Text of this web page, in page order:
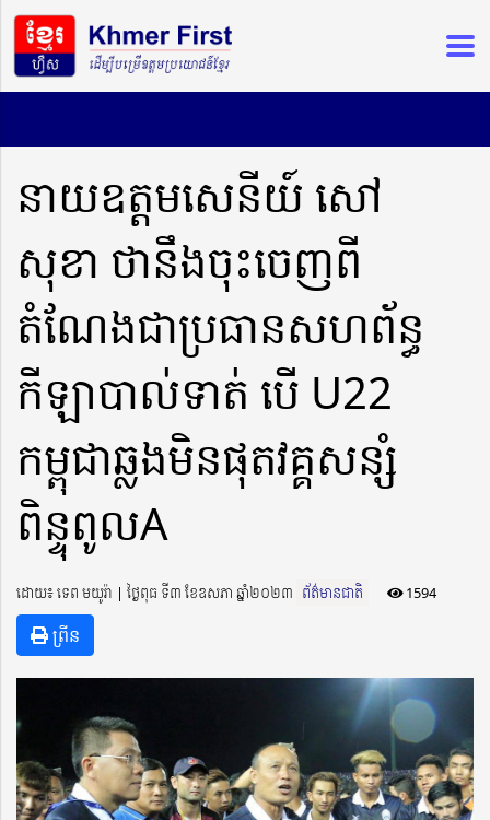
នាយឧត្តមសេនីយ៍ សៅ
សុខា ថានឹងចុះចេញពី
តំណែងជាប្រធានសហព័ន្ធ
កីឡាបាល់ទាត់ បើ U22
កម្ពុជាឆ្លងមិនផុតវគ្គសន្សំ
ពិន្ទុពូលA
ដោយ៖ ទេព មយូរ៉ា ​​ | ថ្ងៃពុធ ទី៣ ខែឧសភា ឆ្នាំ២០២៣ ព័ត៌មានជាតិ 1594
ព្រីន